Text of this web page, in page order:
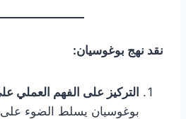
نقد نهج بوغوسيان:
التركيز على الفهم العملي
بوغوسيان يسلط الضوء على